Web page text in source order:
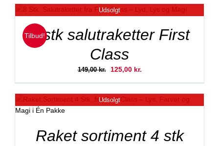
Udsolgt
Tilbud!
8 stk salutraketter First
Class
149,00kr.
Den
var:
125,00 kr.
er:
Udsolgt
Raket sortiment 4 stk